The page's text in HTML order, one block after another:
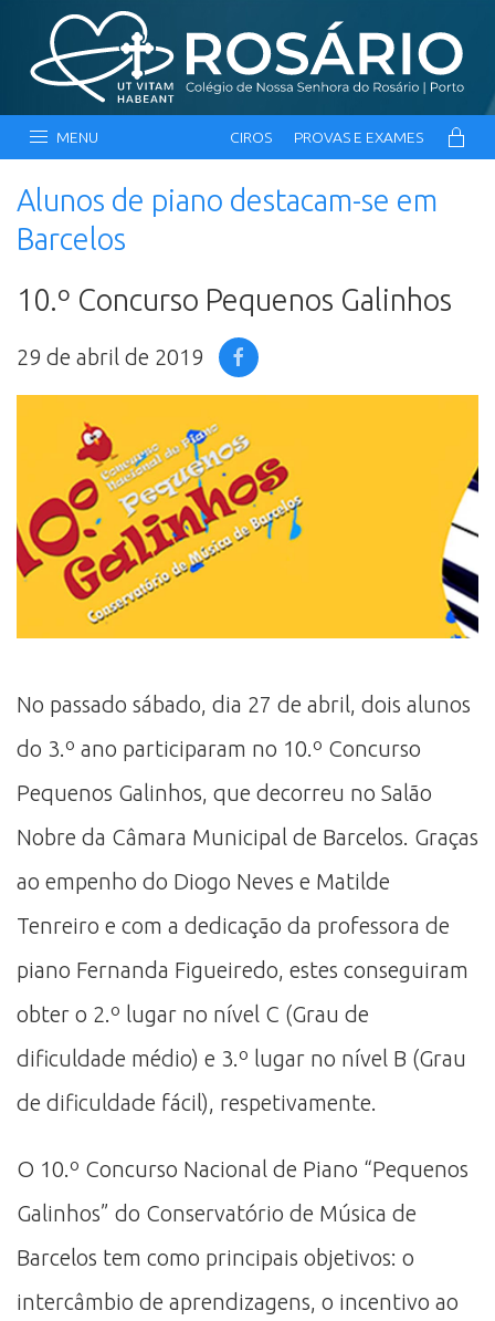
MENU CIROS PROVAS E EXAMES
Alunos de piano destacam-se em
Barcelos
10.º Concurso Pequenos Galinhos
29 de abril de 2019
No passado sábado, dia 27 de abril, dois alunos
do 3.º ano participaram no 10.º Concurso
Pequenos Galinhos, que decorreu no Salão
Nobre da Câmara Municipal de Barcelos. Graças
ao empenho do Diogo Neves e Matilde
Tenreiro e com a dedicação da professora de
piano Fernanda Figueiredo, estes conseguiram
obter o 2.º lugar no nível C (Grau de
dificuldade médio) e 3.º lugar no nível B (Grau
de dificuldade fácil), respetivamente.
O 10.º Concurso Nacional de Piano “Pequenos
Galinhos” do Conservatório de Música de
Barcelos tem como principais objetivos: o
intercâmbio de aprendizagens, o incentivo ao